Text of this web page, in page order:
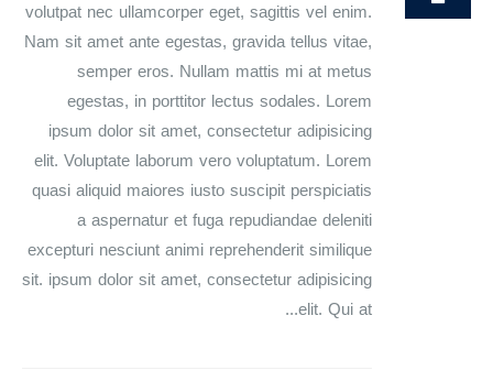
volutpat nec ullamcorper eget, sagittis vel enim.
Nam sit amet ante egestas, gravida tellus vitae,
semper eros. Nullam mattis mi at metus
egestas, in porttitor lectus sodales. Lorem
ipsum dolor sit amet, consectetur adipisicing
elit. Voluptate laborum vero voluptatum. Lorem
quasi aliquid maiores iusto suscipit perspiciatis
a aspernatur et fuga repudiandae deleniti
excepturi nesciunt animi reprehenderit similique
sit. ipsum dolor sit amet, consectetur adipisicing
elit. Qui at...